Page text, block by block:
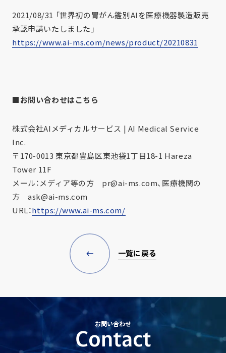
2021/08/31 「世界初の胃がん鑑別AIを医療機器製造販売
承認申請いたしました」
https://www.ai-ms.com/news/product/20210831
■お問い合わせはこちら
株式会社AIメディカルサービス | AI Medical Service
Inc.
〒170-0013 東京都豊島区東池袋1丁目18-1 Hareza
Tower 11F
メール：メディア等の方 pr@ai-ms.com、医療機関の
方 ask@ai-ms.com
URL：https://www.ai-ms.com/
一覧に戻る
お問い合わせ
Contact